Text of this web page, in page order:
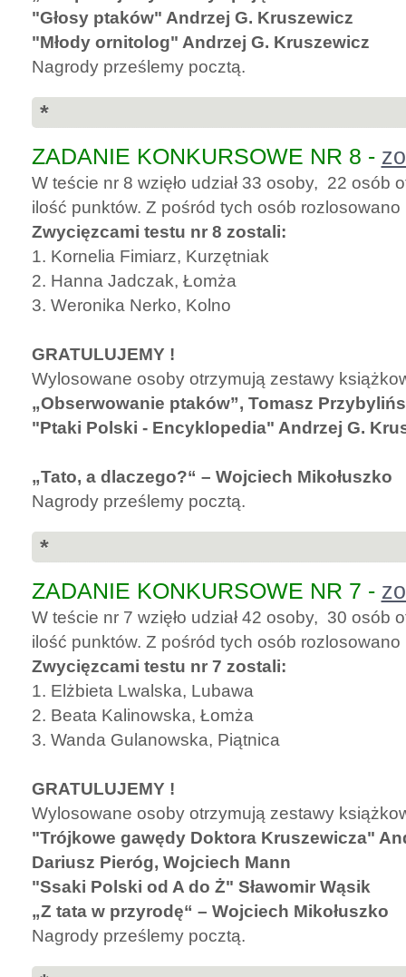
"Głosy ptaków" Andrzej G. Kruszewicz
"Młody ornitolog" Andrzej G. Kruszewicz
Nagrody prześlemy pocztą.
*
ZADANIE KONKURSOWE NR 8 -
W teście nr 8 wzięło udział 33 osoby, 22 osób
ilość punktów. Z pośród tych osób rozlosowano
Zwycięzcami testu nr 8 zostali:
1. Kornelia Fimiarz, Kurzętniak
2. Hanna Jadczak, Łomża
3. Weronika Nerko, Kolno
GRATULUJEMY !
Wylosowane osoby otrzymują zestawy
„Obserwowanie ptaków”, Tomasz
"Ptaki Polski - Encyklopedia" Andrzej G.
„Tato, a dlaczego?“ – Wojciech Mikołuszko
Nagrody prześlemy pocztą.
*
ZADANIE KONKURSOWE NR 7 -
W teście nr 7 wzięło udział 42 osoby, 30 osób
ilość punktów. Z pośród tych osób rozlosowano
Zwycięzcami testu nr 7 zostali:
1. Elżbieta Lwalska, Lubawa
2. Beata Kalinowska, Łomża
3. Wanda Gulanowska, Piątnica
GRATULUJEMY !
Wylosowane osoby otrzymują zestawy
"Trójkowe gawędy Doktora Kruszewicza"
Dariusz Pieróg, Wojciech Mann
"Ssaki Polski od A do Ż" Sławomir Wąsik
„Z tata w przyrodę“ – Wojciech Mikołuszko
Nagrody prześlemy pocztą.